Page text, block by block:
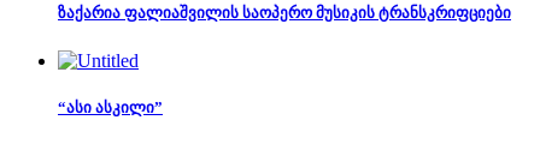
ზაქარია ფალიაშვილის საოპერო მუსიკის ტრანსკრიფციები
“ასი ასკილი”